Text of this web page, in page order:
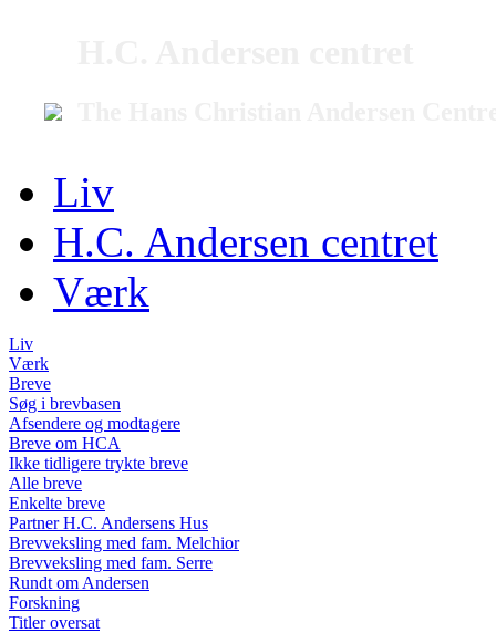
Liv
H.C. Andersen centret
Værk
Liv
Værk
Breve
Søg i brevbasen
Afsendere og modtagere
Breve om HCA
Ikke tidligere trykte breve
Alle breve
Enkelte breve
Partner H.C. Andersens Hus
Brevveksling med fam. Melchior
Brevveksling med fam. Serre
Rundt om Andersen
Forskning
Titler oversat